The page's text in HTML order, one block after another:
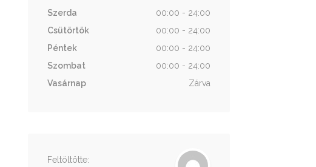
Szerda
00:00 - 24:00
Csütörtök
00:00 - 24:00
Péntek
00:00 - 24:00
Szombat
00:00 - 24:00
Vasárnap
Zárva
Feltöltötte: